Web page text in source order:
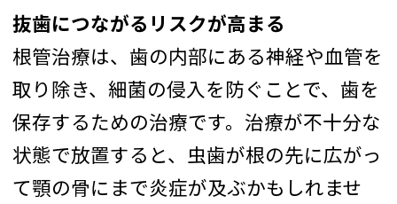
抜歯につながるリスクが高まる
根管治療は、歯の内部にある神経や血管を
取り除き、細菌の侵入を防ぐことで、歯を
保存するための治療です。治療が不十分な
状態で放置すると、虫歯が根の先に広がっ
て顎の骨にまで炎症が及ぶかもしれませ